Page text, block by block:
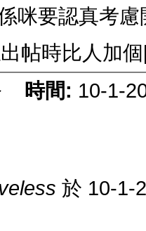
咪要認真考
帖時比人加
時間: 10-1-
於 10-1-